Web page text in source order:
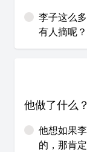
李子这么
有人摘呢？
他做了什么？
他想如果
的，那肯